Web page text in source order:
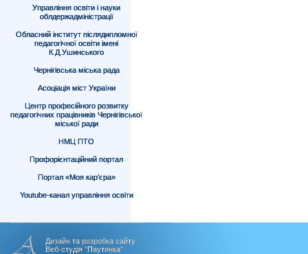
Управління освіти і науки
облдержадміністрації
Обласний інститут післядипломної
педагогічної освіти імені
К.Д.Ушинського
Чернігівська міська рада
Асоціація міст України
Центр професійного розвитку
педагогічних працівників Чернігівської
міської ради
НМЦ ПТО
Профорієнтаційний портал
Портал «Моя кар’єра»
Youtube-канал управління освіти
Дизайн та розробка сайту
Веб-студія "Паутинка"